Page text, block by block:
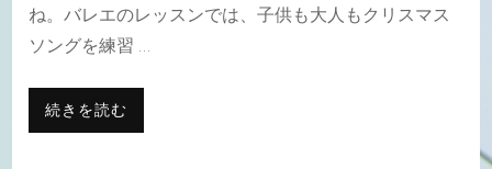
ね。バレエのレッスンでは、子供も大人もクリスマス
ソングを練習 …
続きを読む